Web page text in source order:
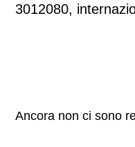
3012080,
Ancora non ci sono